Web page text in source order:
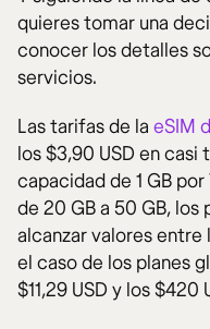
quieres tomar una
conocer los detalles
servicios.
Las tarifas de la eSIM
los $3,90 USD en casi
capacidad de 1 GB
de 20 GB a 50 GB,
alcanzar valores entre
el caso de los planes
$11,29 USD y los $420